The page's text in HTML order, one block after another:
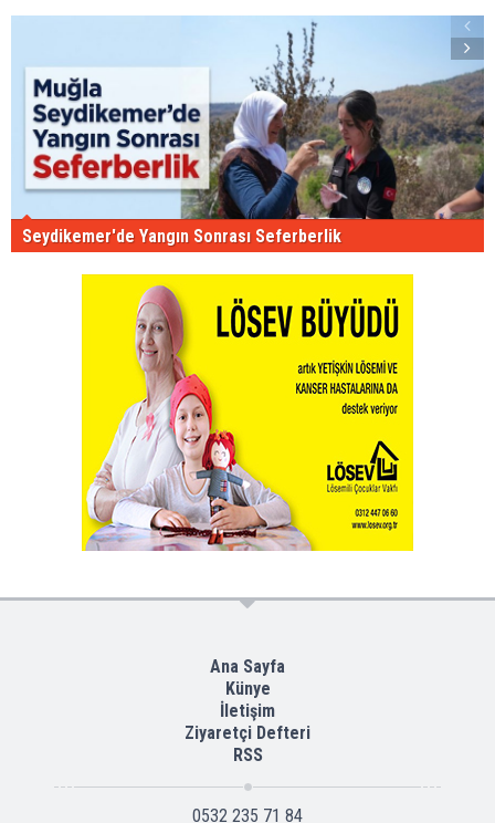
Seydikemer'de Yangın Sonrası Seferberlik
Ana Sayfa
Künye
İletişim
Ziyaretçi Defteri
RSS
0532 235 71 84